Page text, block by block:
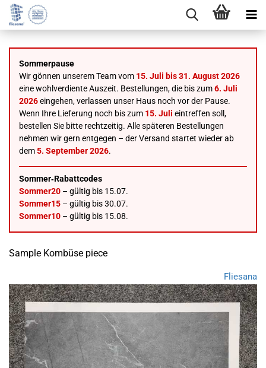
Sommerpause
Wir gönnen unserem Team vom 15. Juli bis 31. August 2026
eine wohlverdiente Auszeit. Bestellungen, die bis zum6. Juli
2026eingehen, verlassen unser Haus noch vor der Pause.
Wenn Ihre Lieferung noch bis zum 15. Juli eintreffen soll,
bestellen Sie bitte rechtzeitig. Alle späteren Bestellungen
nehmen wir gern entgegen – der Versand startet wieder ab
dem5. September 2026.
Sommer‑Rabattcodes
Sommer20 – gültig bis 15.07.
Sommer15 – gültig bis 30.07.
Sommer10 – gültig bis 15.08.
Sample Kombüse piece
Fliesana